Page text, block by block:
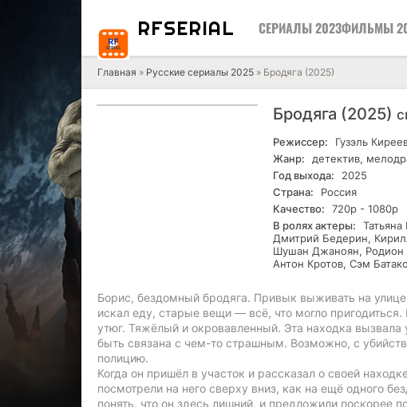
RFSERIAL СЕРИАЛЫ 2023ФИЛЬМЫ
Главная » Русские сериалы 2025 » Бродяга (2025)
Бродяга (2025)
Режиссер:
Гузэль
Жанр:
детектив,
Год выхода:
2025
Страна:
Россия
Качество:
720р - 1080р
В ролях актеры:
Дмитрий Бедерин,
Шушан Джаноян, Родион
Антон Кротов, Сэм
Борис, бездомный бродяга. Привык выживать на
искал еду, старые вещи — всё, что могло
утюг. Тяжёлый и окровавленный. Эта находка
быть связана с чем-то страшным. Возможно, с
полицию.
Когда он пришёл в участок и рассказал о своей
посмотрели на него сверху вниз, как на ещё одного
понять, что он здесь лишний, и предложили поскорее